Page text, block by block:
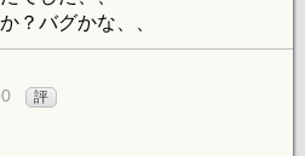
？バグかな、、
評